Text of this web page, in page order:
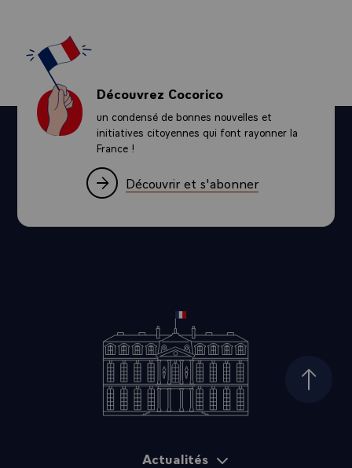
Découvrez Cocorico
un condensé de bonnes nouvelles et
initiatives citoyennes qui font rayonner la
France !
Découvrir et s'abonner
Haut
Actualités